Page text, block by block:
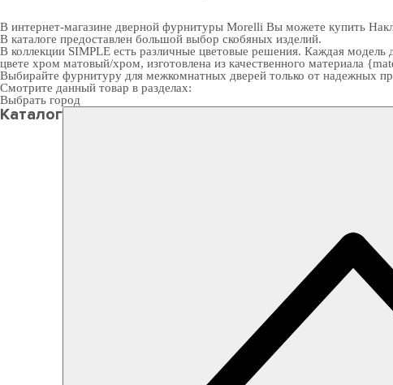
В интернет-магазине дверной фурнитуры Morelli Вы можете купить
В каталоге предоставлен большой выбор скобяных изделий.
В коллекции SIMPLE есть различные цветовые решения. Каждая модель
цвете хром матовый/хром, изготовлена из качественного материала
Выбирайте фурнитуру для межкомнатных дверей только от надежных
Смотрите данный товар в разделах:
Выбрать город
Каталог